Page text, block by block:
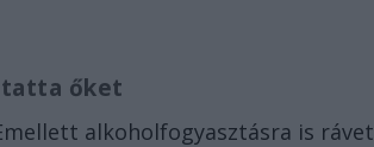
őket
alkoholfogyasztásra is